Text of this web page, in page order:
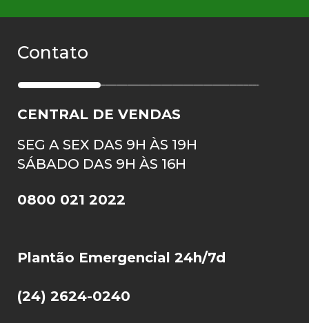
Contato
CENTRAL DE VENDAS
SEG A SEX DAS 9H ÀS 19H
SÁBADO DAS 9H ÀS 16H
0800 021 2022
Plantão Emergencial 24h/7d
(24) 2624-0240